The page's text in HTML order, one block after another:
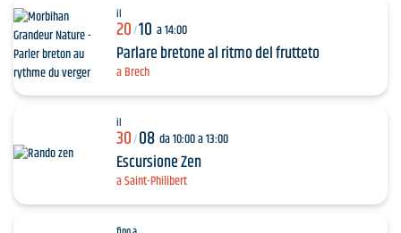
il
20/10 a 14:00
Parlare bretone al ritmo del frutteto
a Brech
il
30/08 da 10:00 a 13:00
Escursione Zen
a Saint-Philibert